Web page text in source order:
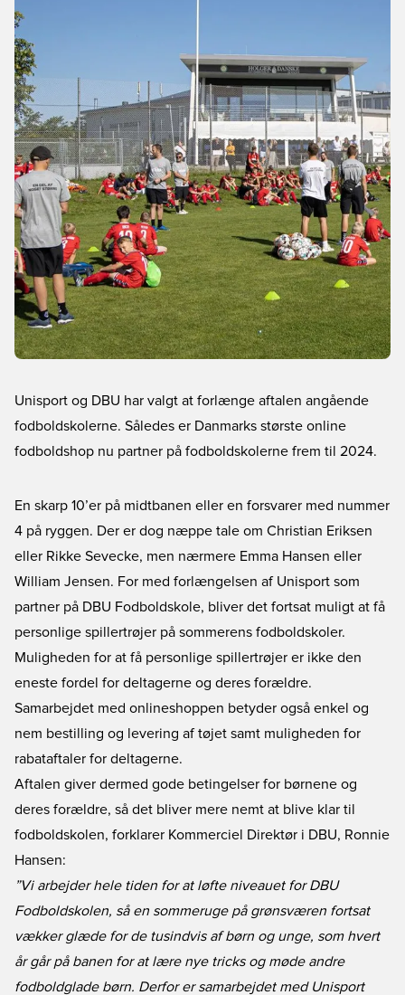
Unisport og DBU har valgt at forlænge aftalen angående
fodboldskolerne. Således er Danmarks største online
fodboldshop nu partner på fodboldskolerne frem til 2024.
En skarp 10’er på midtbanen eller en forsvarer med nummer
4 på ryggen. Der er dog næppe tale om Christian Eriksen
eller Rikke Sevecke, men nærmere Emma Hansen eller
William Jensen. For med forlængelsen af Unisport som
partner på DBU Fodboldskole, bliver det fortsat muligt at få
personlige spillertrøjer på sommerens fodboldskoler.
Muligheden for at få personlige spillertrøjer er ikke den
eneste fordel for deltagerne og deres forældre.
Samarbejdet med onlineshoppen betyder også enkel og
nem bestilling og levering af tøjet samt muligheden for
rabataftaler for deltagerne.
Aftalen giver dermed gode betingelser for børnene og
deres forældre, så det bliver mere nemt at blive klar til
fodboldskolen, forklarer Kommerciel Direktør i DBU, Ronnie
Hansen:
”Vi arbejder hele tiden for at løfte niveauet for DBU
Fodboldskolen, så en sommeruge på grønsværen fortsat
vækker glæde for de tusindvis af børn og unge, som hvert
år går på banen for at lære nye tricks og møde andre
fodboldglade børn. Derfor er samarbejdet med Unisport